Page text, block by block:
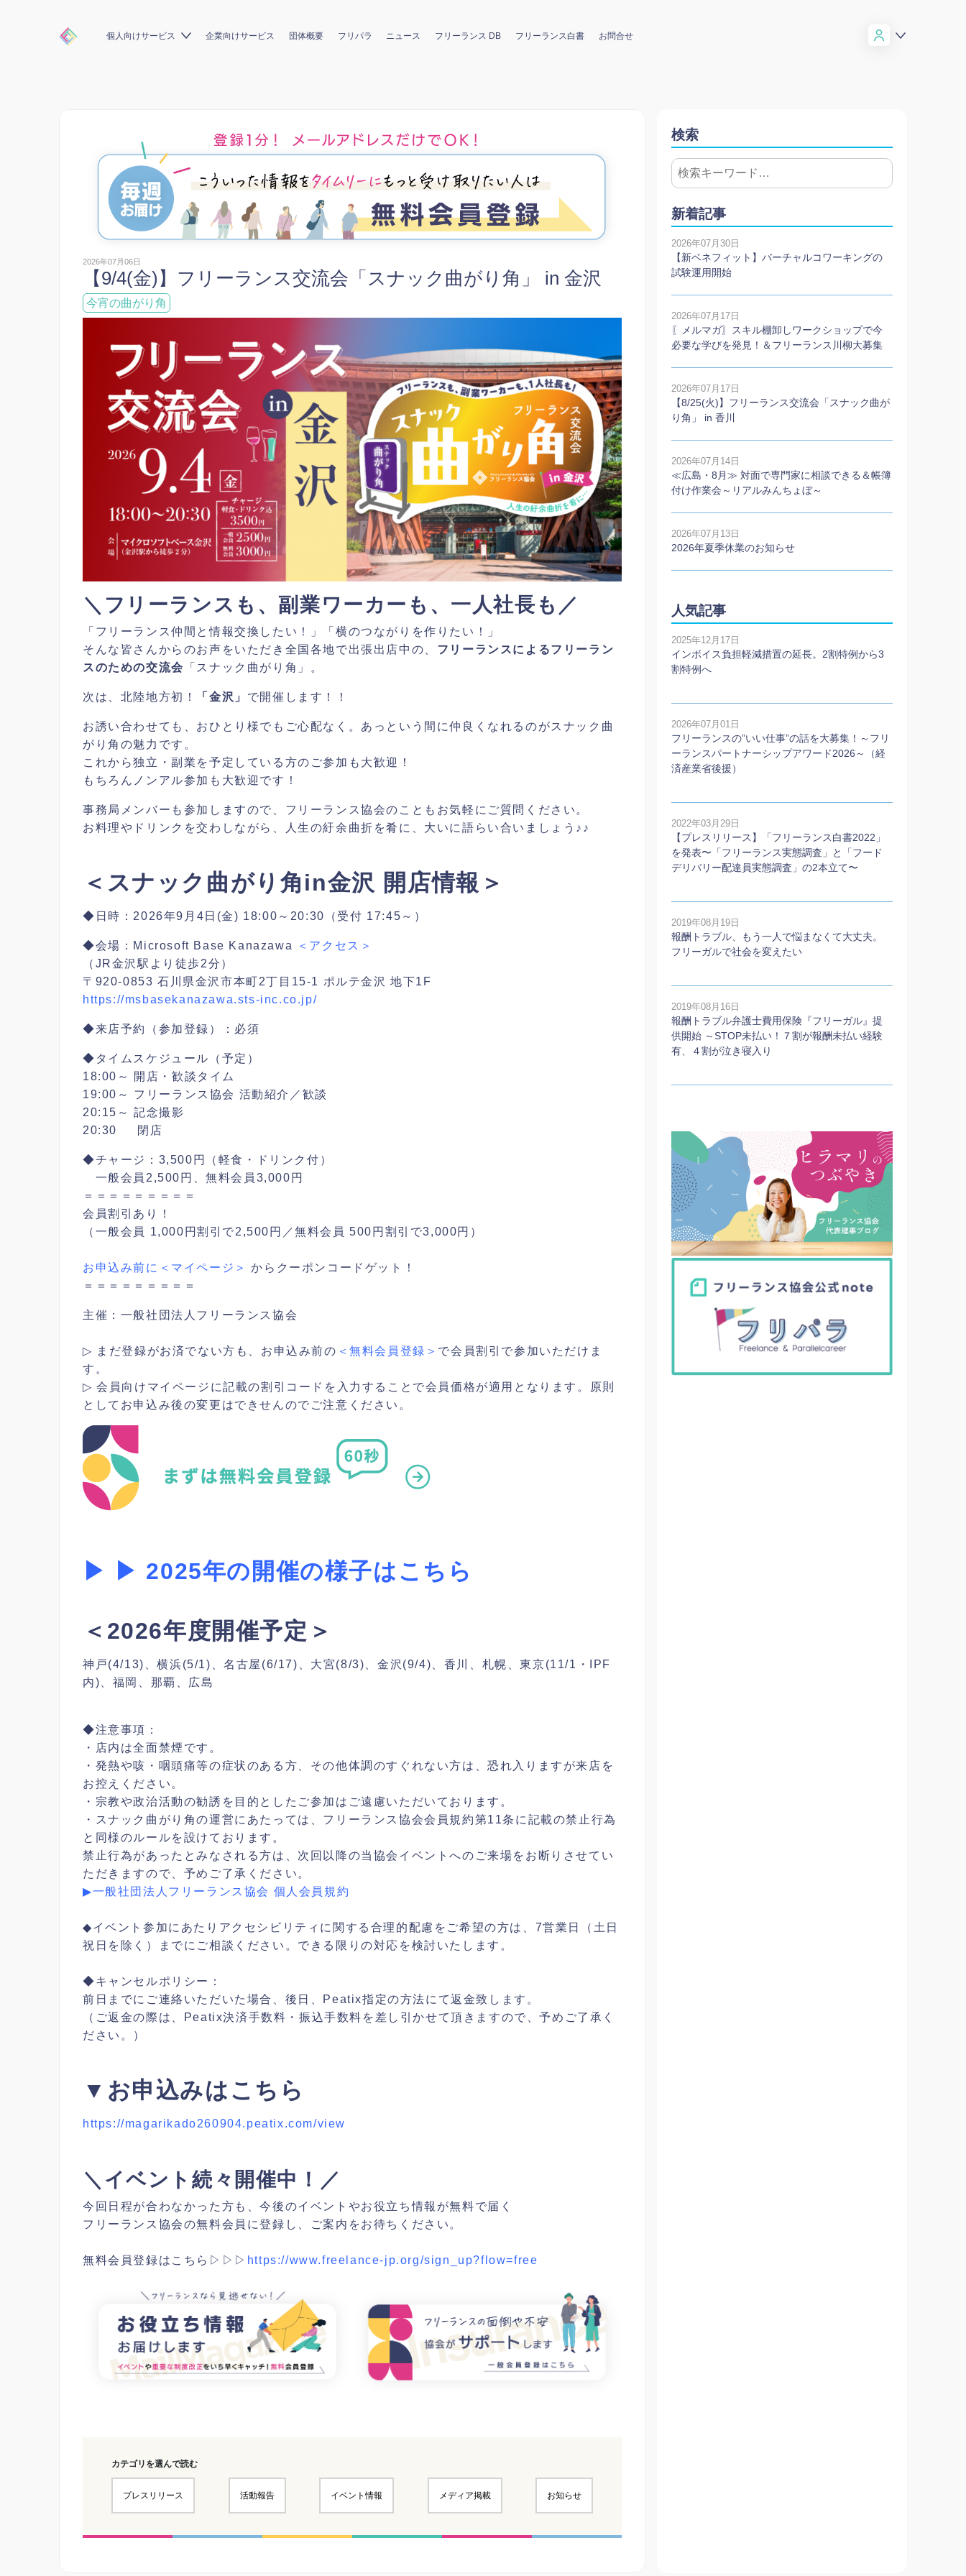
個人向けサービス 企業向けサービス 団体概要 フリパラ ニュース フリーランス DB フリーランス白書 お問合せ
2026年07月06日
【9/4(金)】フリーランス交流会「スナック曲がり角」 in 金沢
今宵の曲がり角
＼フリーランスも、副業ワーカーも、一人社長も／
「フリーランス仲間と情報交換したい！」「横のつながりを作りたい！」
そんな皆さんからのお声をいただき全国各地で出張出店中の、 フリーランスによるフリーラン
スのための交流会
「スナック曲がり角」。
次は、北陸地方初！ 「金沢」 で開催します！！
お誘い合わせても、おひとり様でもご心配なく。あっという間に仲良くなれるのがスナック曲
がり角の魅力です。
これから独立・副業を予定している方のご参加も大歓迎！
もちろんノンアル参加も大歓迎です！
事務局メンバーも参加しますので、フリーランス協会のこともお気軽にご質問ください。
お料理やドリンクを交わしながら、人生の紆余曲折を肴に、大いに語らい合いましょう♪♪
＜スナック曲がり角in金沢 開店情報＞
◆日時：2026年9月4日(金) 18:00～20:30（受付 17:45～）
◆会場：Microsoft Base Kanazawa
＜アクセス＞
（JR金沢駅より徒歩2分）
〒920-0853 石川県金沢市本町2丁目15-1 ポルテ金沢 地下1F
https://msbasekanazawa.sts-inc.co.jp/
◆来店予約（参加登録）：必須
◆タイムスケジュール（予定）
18:00～ 開店・歓談タイム
19:00～ フリーランス協会 活動紹介／歓談
20:15～ 記念撮影
20:30 閉店
◆チャージ：3,500円（軽食・ドリンク付）
一般会員2,500円、無料会員3,000円
＝＝＝＝＝＝＝＝＝
会員割引あり！
（一般会員 1,000円割引で2,500円／無料会員 500円割引で3,000円）
お申込み前に＜マイページ＞からクーポンコードゲット！
＝＝＝＝＝＝＝＝＝
主催：一般社団法人フリーランス協会
▷ まだ登録がお済でない方も、お申込み前の ＜無料会員登録＞ で会員割引で参加いただけま
す。
▷ 会員向けマイページに記載の割引コードを入力することで会員価格が適用となります。原則
としてお申込み後の変更はできせんのでご注意ください。
▶ ▶ 2025年の開催の様子はこちら
＜2026年度開催予定＞
神戸(4/13)、横浜(5/1)、名古屋(6/17)、大宮(8/3)、金沢(9/4)、香川、札幌、東京(11/1・IPF
内)、福岡、那覇、広島
◆注意事項：
・店内は全面禁煙です。
・発熱や咳・咽頭痛等の症状のある方、その他体調のすぐれない方は、恐れ入りますが来店を
お控えください。
・宗教や政治活動の勧誘を目的としたご参加はご遠慮いただいております。
・スナック曲がり角の運営にあたっては、フリーランス協会会員規約第11条に記載の禁止行為
と同様のルールを設けております。
禁止行為があったとみなされる方は、次回以降の当協会イベントへのご来場をお断りさせてい
ただきますので、予めご了承ください。
▶一般社団法人フリーランス協会 個人会員規約
◆イベント参加にあたりアクセシビリティに関する合理的配慮をご希望の方は、7営業日（土日
祝日を除く）までにご相談ください。できる限りの対応を検討いたします。
◆キャンセルポリシー：
前日までにご連絡いただいた場合、後日、Peatix指定の方法にて返金致します。
（ご返金の際は、Peatix決済手数料・振込手数料を差し引かせて頂きますので、予めご了承く
ださい。）
▼お申込みはこちら
https://magarikado260904.peatix.com/view
＼イベント続々開催中！／
今回日程が合わなかった方も、今後のイベントやお役立ち情報が無料で届く
フリーランス協会の無料会員に登録し、ご案内をお待ちください。
無料会員登録はこちら▷▷▷ https://www.freelance-jp.org/sign_up?flow=free
カテゴリを選んで読む
プレスリリース 活動報告 イベント情報 メディア掲載 お知らせ
検索
新着記事
2026年07月30日
【新ベネフィット】バーチャルコワーキングの
試験運用開始
2026年07月17日
〖メルマガ〗スキル棚卸しワークショップで今
必要な学びを発見！＆フリーランス川柳大募集
2026年07月17日
【8/25(火)】フリーランス交流会「スナック曲が
り角」 in 香川
2026年07月14日
≪広島・8月≫ 対面で専門家に相談できる＆帳簿
付け作業会～リアルみんちょぼ～
2026年07月13日
2026年夏季休業のお知らせ
人気記事
2025年12月17日
インボイス負担軽減措置の延長。2割特例から3
割特例へ
2026年07月01日
フリーランスの”いい仕事”の話を大募集！～フリ
ーランスパートナーシップアワード2026～（経
済産業省後援）
2022年03月29日
【プレスリリース】「フリーランス白書2022」
を発表〜「フリーランス実態調査」と「フード
デリバリー配達員実態調査」の2本⽴て〜
2019年08月19日
報酬トラブル、もう一人で悩まなくて大丈夫。
フリーガルで社会を変えたい
2019年08月16日
報酬トラブル弁護士費用保険『フリーガル』提
供開始 ～STOP未払い！７割が報酬未払い経験
有、４割が泣き寝入り